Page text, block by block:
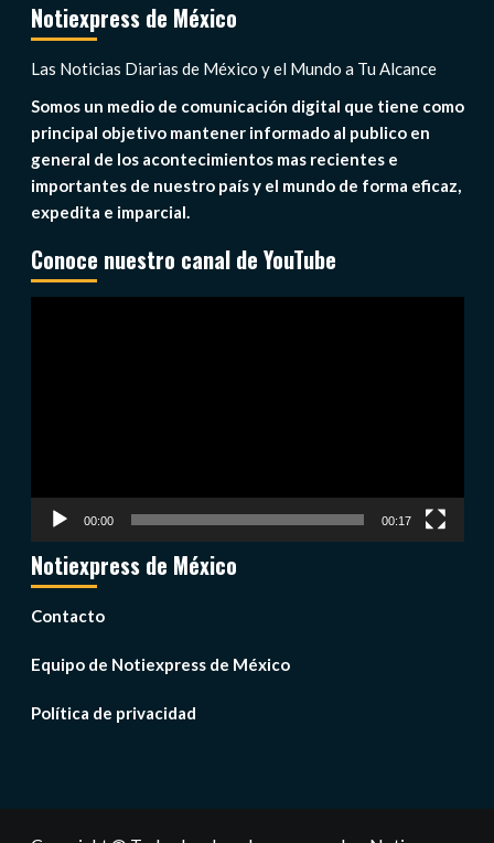
Notiexpress de México
Las Noticias Diarias de México y el Mundo a Tu Alcance
Somos un medio de comunicación digital que tiene como
principal objetivo mantener informado al publico en
general de los acontecimientos mas recientes e
importantes de nuestro país y el mundo de forma eficaz,
expedita e imparcial.
Conoce nuestro canal de YouTube
00:00 00:17
Notiexpress de México
Contacto
Equipo de Notiexpress de México
Política de privacidad